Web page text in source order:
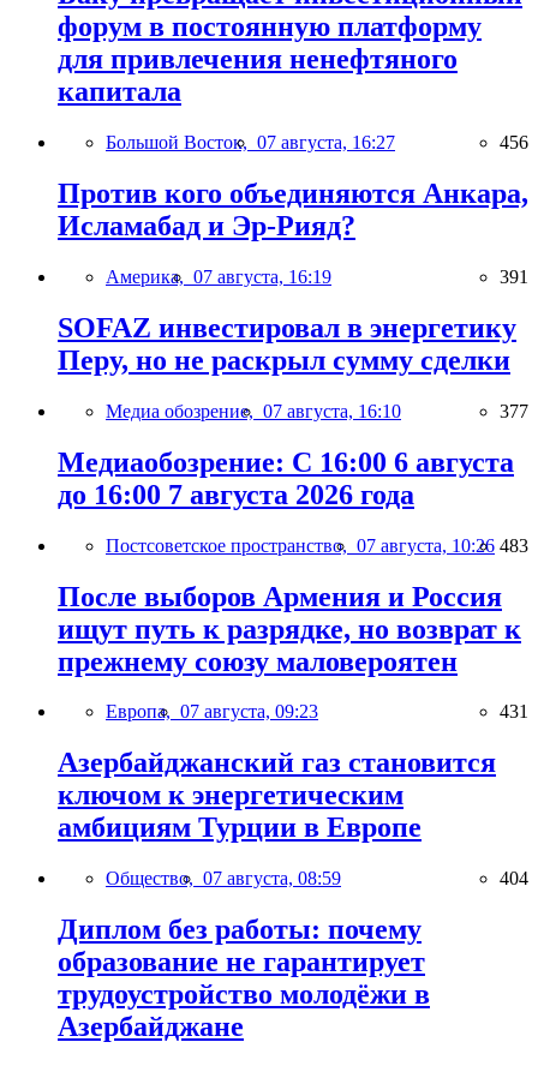
форум в постоянную платформу
для привлечения ненефтяного
капитала
Большой Восток, 07 августа, 16:27 456
Против кого объединяются Анкара,
Исламабад и Эр-Рияд?
Америка, 07 августа, 16:19 391
SOFAZ инвестировал в энергетику
Перу, но не раскрыл сумму сделки
Медиа обозрение, 07 августа, 16:10 377
Медиаобозрение: С 16:00 6 августа
до 16:00 7 августа 2026 года
Постсоветское пространство, 07 августа, 10:26 483
После выборов Армения и Россия
ищут путь к разрядке, но возврат к
прежнему союзу маловероятен
Европа, 07 августа, 09:23 431
Азербайджанский газ становится
ключом к энергетическим
амбициям Турции в Европе
Общество, 07 августа, 08:59 404
Диплом без работы: почему
образование не гарантирует
трудоустройство молодёжи в
Азербайджане